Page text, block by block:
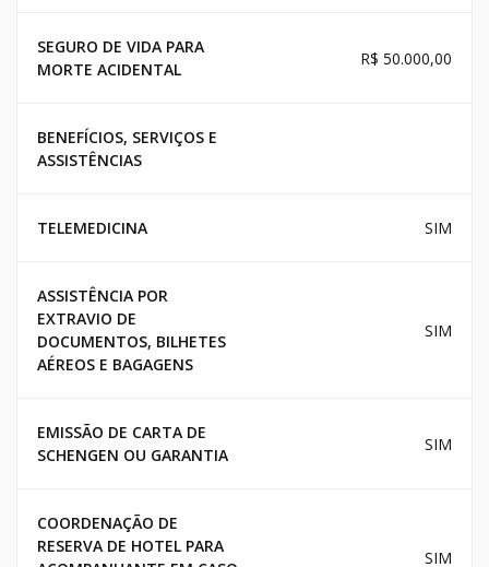
SEGURO DE VIDA PARA
MORTE ACIDENTAL
R$ 50.000,00
BENEFÍCIOS, SERVIÇOS E
ASSISTÊNCIAS
TELEMEDICINA SIM
ASSISTÊNCIA POR
EXTRAVIO DE
DOCUMENTOS, BILHETES
AÉREOS E BAGAGENS
SIM
EMISSÃO DE CARTA DE
SCHENGEN OU GARANTIA
SIM
COORDENAÇÃO DE
RESERVA DE HOTEL PARA
SIM